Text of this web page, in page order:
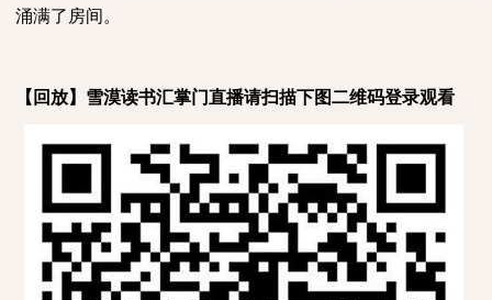
涌满了房间。
【回放】雪漠读书汇掌门直播请扫描下图二维码登录观看